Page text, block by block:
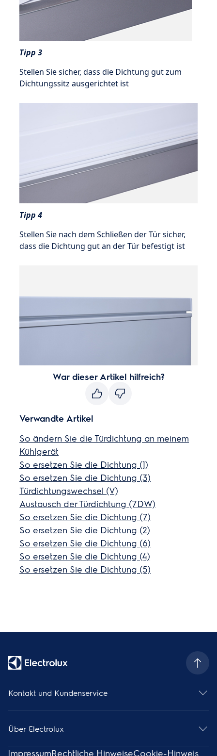
Tipp 3
Stellen Sie sicher, dass die Dichtung gut zum
Dichtungssitz ausgerichtet ist
Tipp 4
Stellen Sie nach dem Schließen der Tür sicher,
dass die Dichtung gut an der Tür befestigt ist
War dieser Artikel hilfreich?
Verwandte Artikel
So ändern Sie die Türdichtung an meinem
Kühlgerät
So ersetzen Sie die Dichtung (1)
So ersetzen Sie die Dichtung (3)
Türdichtungswechsel (V)
Austausch der Türdichtung (7DW)
So ersetzen Sie die Dichtung (7)
So ersetzen Sie die Dichtung (2)
So ersetzen Sie die Dichtung (6)
So ersetzen Sie die Dichtung (4)
So ersetzen Sie die Dichtung (5)
Kontakt und Kundenservice
Über Electrolux
ImpressumRechtliche HinweiseCookie-Hinweis